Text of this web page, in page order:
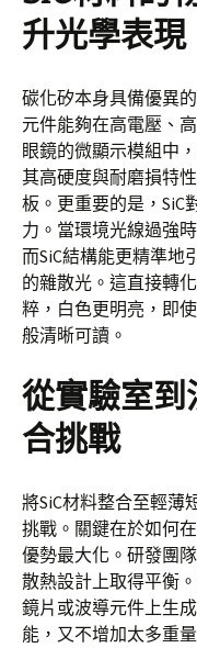
升光學表現
碳化矽本身具備優異
元件能夠在高電壓、
眼鏡的微顯示模組中
其高硬度與耐磨損特
板。更重要的是，SiC
力。當環境光線過強
而SiC結構能更精準地
的雜散光。這直接轉
粹，白色更明亮，即
般清晰可讀。
從實驗室到
合挑戰
將SiC材料整合至輕薄
挑戰。關鍵在於如何
優勢最大化。研發團
散熱設計上取得平衡
鏡片或波導元件上生
能，又不增加太多重